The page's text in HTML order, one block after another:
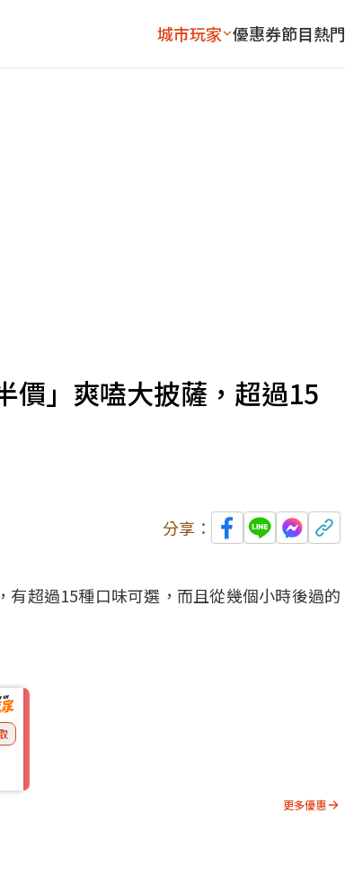
城市玩家 優惠券節目熱門
價」爽嗑大披薩，超過15
分享：
，有超過15種口味可選，而且從幾個小時後過的
更多優惠